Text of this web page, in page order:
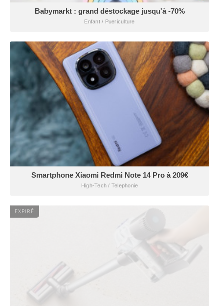
Babymarkt : grand déstockage jusqu'à -70%
Enfant / Puericulture
Smartphone Xiaomi Redmi Note 14 Pro à 209€
High-Tech / Telephonie
EXPIRÉ